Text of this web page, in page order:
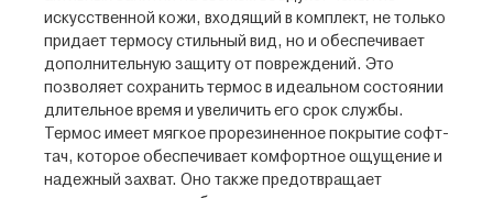
искусственной кожи, входящий в комплект, не только
придает термосу стильный вид, но и обеспечивает
дополнительную защиту от повреждений. Это
позволяет сохранить термос в идеальном состоянии
длительное время и увеличить его срок службы.
Термос имеет мягкое прорезиненное покрытие софт-
тач, которое обеспечивает комфортное ощущение и
надежный захват. Оно также предотвращает